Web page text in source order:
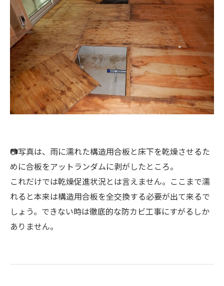
📷写真は、雨に濡れた構造用合板と床下を乾燥させるた
めに合板をアットランダムに剥がしたところ。
これだけでは乾燥促進状況とは言えません。ここまで濡
れると本来は構造用合板を全交換する必要が出て来るで
しょう。できない時は徹底的な防カビ工事にすがるしか
ありません。